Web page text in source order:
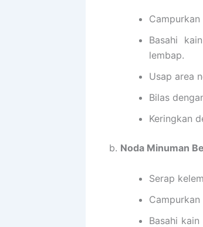
Basahi
lembap.
Usap area
Bilas
Keringkan
b. Noda Minuman
Serap
Basahi